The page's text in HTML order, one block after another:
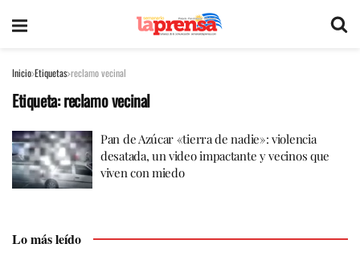
Inicio Etiquetas reclamo vecinal
Etiqueta:reclamo vecinal
Pan de Azúcar «tierra de nadie»: violencia
desatada, un video impactante y vecinos que
viven con miedo
Lo más leído